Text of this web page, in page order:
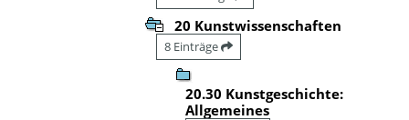
20 Kunstwissenschaften
8 Einträge
20.30 Kunstgeschichte:
Allgemeines